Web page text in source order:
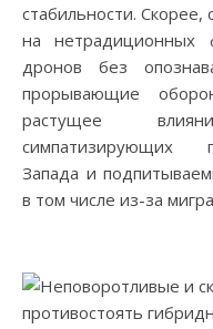
стабильности.
на нетрадиционных
дронов без
прорывающие
растущее
симпатизирующих
Запада и
в том числе из-за